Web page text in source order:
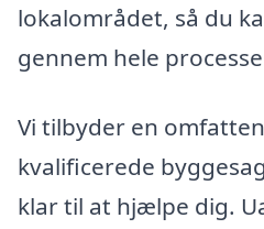
lokalområdet, så du
gennem hele
Vi tilbyder en
kvalificerede
klar til at hjælpe dig.